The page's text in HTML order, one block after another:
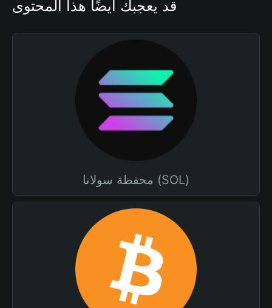
قد يعجبك أيضًا هذا المحتوى
محفظة سولانا (SOL)